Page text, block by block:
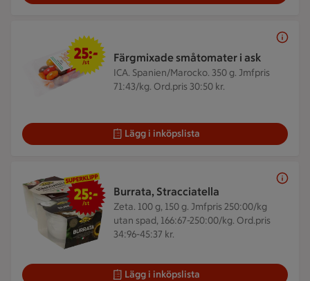
Färgmixade småtomater i ask
ICA. Spanien/Marocko. 350 g. Jmfpris
71:43/kg. Ord.pris 30:50 kr.
25 kr/st
25:-
/st
Lägg i inköpslista
Burrata, Stracciatella
Zeta. 100 g, 150 g. Jmfpris 250:00/kg
utan spad, 166:67-250:00/kg. Ord.pris
34:96-45:37 kr.
25 kr/st
25:-
/st
Lägg i inköpslista